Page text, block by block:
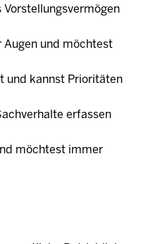
Augen und möchtest
und kannst Prioritäten
erfassen
möchtest immer